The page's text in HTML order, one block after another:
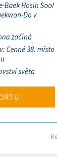
Baek Hosin Sool
Do v
začíná
Cenné 38. místo
světa